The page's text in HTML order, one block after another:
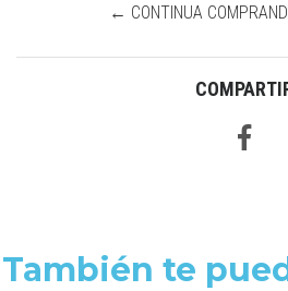
← CONTINUA
También te